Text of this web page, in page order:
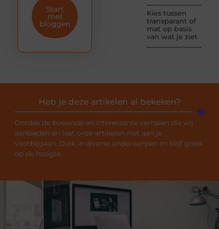
Kies tussen
transparant of
mat op basis
van wat je ziet
Start
met
bloggen
Heb je deze artikelen al bekeken?
Ontdek de boeiende en interessante verhalen die wij
aanbieden en laat onze artikelen niet aan je
voorbijgaan. Duik in diverse onderwerpen en blijf goed
op de hoogte.